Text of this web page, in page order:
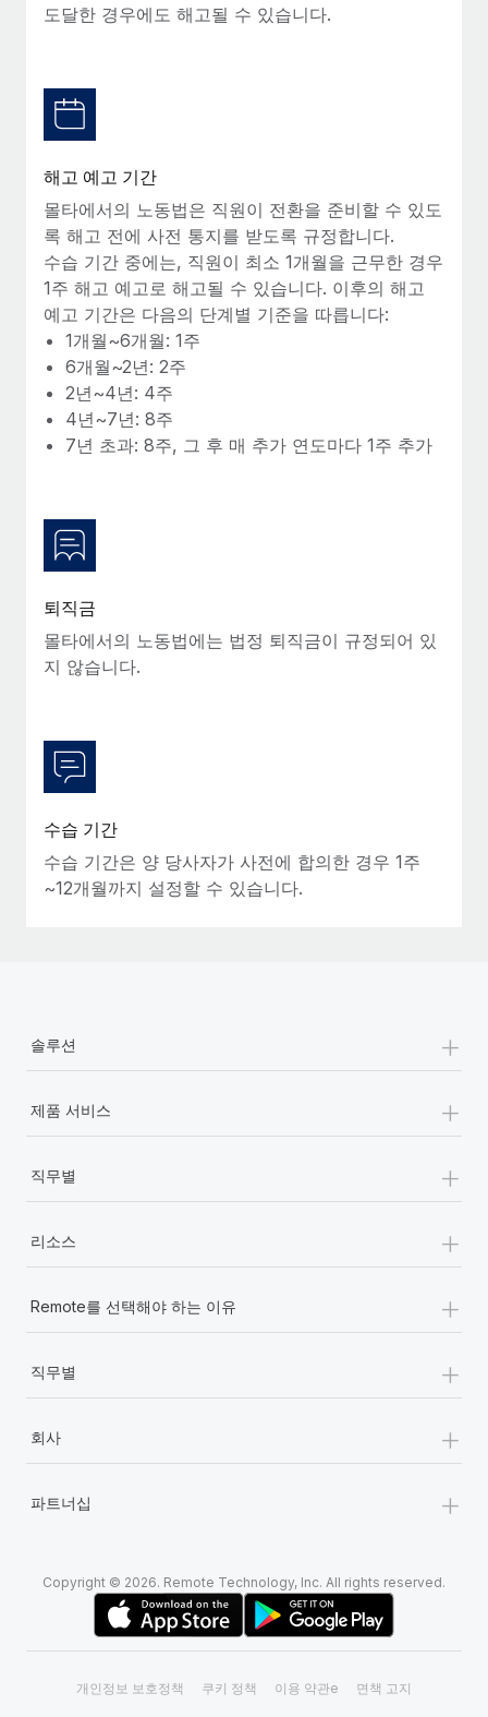
법인 설립
법인 설립을 빠르고 준법적으로 지원
글로벌 인재 이동 및 전근
직원 해외 이전을 간편하게 처리
복리후생
손쉬운 직원 복리후생 관리
글로벌 급여
계약자 관리
블로그 둘러보기
블로그
Remote 제품 관련 소식: Gusto 및 Xero와의 통합과
Remote Contractor Management Plus
Remote의 사명은 모든 규모의 기업이 전 세계 어디서든 업무에 가
장 적합 사람을 찾아 채용 및 관리하고 급여를 지급하도록 돕는 것
입니다. 이를 위해 최근 몇 주 동안 새로운...
Shootsta가 Remote를 통해 네 개의 시장에서 글로벌
채용을 확장한 방법
비디오 콘텐츠를 활용한 마케팅이 계속해서 인기를 끌면서, 기업들
에게는 흥미롭고 전문적인 비디오 제작이 어느 때보다 중요해졌습
니다. 그러나 대부분의 회사들은 그렇게 높은 품질의...
도달한 경우에도 해고될 수 있습니다.
해고 예고 기간
몰타에서의 노동법은 직원이 전환을 준비할 수 있도
록 해고 전에 사전 통지를 받도록 규정합니다.
수습 기간 중에는, 직원이 최소 1개월을 근무한 경우
1주 해고 예고로 해고될 수 있습니다. 이후의 해고
예고 기간은 다음의 단계별 기준을 따릅니다:
1개월~6개월: 1주
6개월~2년: 2주
2년~4년: 4주
4년~7년: 8주
7년 초과: 8주, 그 후 매 추가 연도마다 1주 추가
퇴직금
몰타에서의 노동법에는 법정 퇴직금이 규정되어 있
지 않습니다.
수습 기간
수습 기간은 양 당사자가 사전에 합의한 경우 1주
~12개월까지 설정할 수 있습니다.
솔루션 +
제품 서비스 +
직무별 +
리소스 +
Remote를 선택해야 하는 이유 +
직무별 +
회사 +
파트너십 +
Copyright © 2026. Remote Technology, Inc. All rights reserved.
개인정보 보호정책 쿠키 정책 이용 약관e 면책 고지